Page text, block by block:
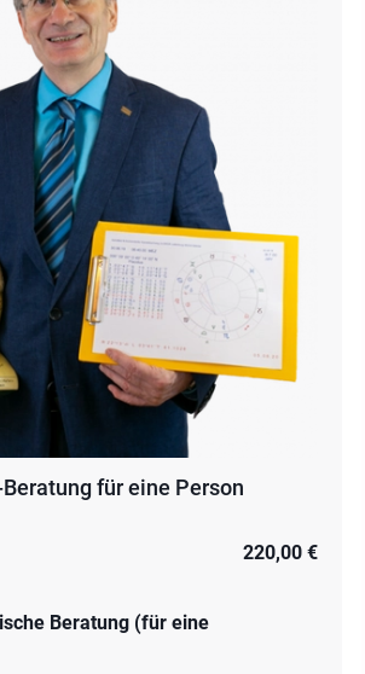
für eine Person
220,00 €
Beratung (für eine